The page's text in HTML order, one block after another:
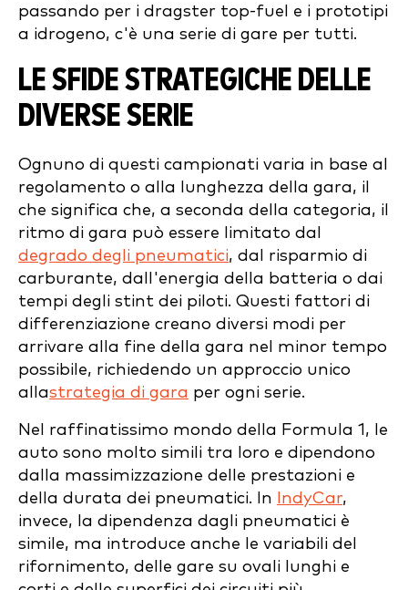
passando per i dragster top-fuel e i prototipi
a idrogeno, c'è una serie di gare per tutti.
LE SFIDE STRATEGICHE DELLE
DIVERSE SERIE
Ognuno di questi campionati varia in base al
regolamento o alla lunghezza della gara, il
che significa che, a seconda della categoria, il
ritmo di gara può essere limitato dal
degrado degli pneumatici, dal risparmio di
carburante, dall'energia della batteria o dai
tempi degli stint dei piloti. Questi fattori di
differenziazione creano diversi modi per
arrivare alla fine della gara nel minor tempo
possibile, richiedendo un approccio unico
allastrategia di gara per ogni serie.
Nel raffinatissimo mondo della Formula 1, le
auto sono molto simili tra loro e dipendono
dalla massimizzazione delle prestazioni e
della durata dei pneumatici. In
IndyCar,
invece, la dipendenza dagli pneumatici è
simile, ma introduce anche le variabili del
rifornimento, delle gare su ovali lunghi e